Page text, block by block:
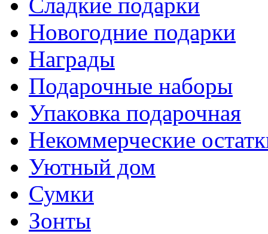
Новогодние подарки
Награды
Подарочные наборы
Упаковка подарочная
Некоммерческие
Уютный дом
Сумки
Зонты